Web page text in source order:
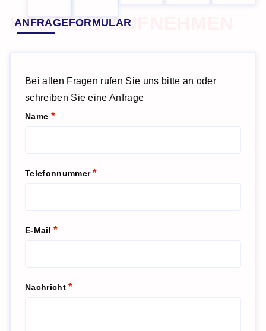
KONTAKT AUFNEHMEN
ANFRAGEFORMULAR
Bei allen Fragen rufen Sie uns bitte an oder
schreiben Sie eine Anfrage
Name
Telefonnummer
E-Mail
Nachricht